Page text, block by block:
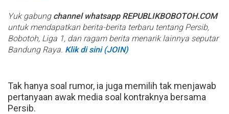
Yuk gabung channel whatsapp REPUBLIKBOBOTOH.COM
untuk mendapatkan berita-berita terbaru tentang Persib,
Bobotoh, Liga 1, dan ragam berita menarik lainnya seputar
Bandung Raya. Klik di sini (JOIN)
Tak hanya soal rumor, ia juga memilih tak menjawab
pertanyaan awak media soal kontraknya bersama
Persib.